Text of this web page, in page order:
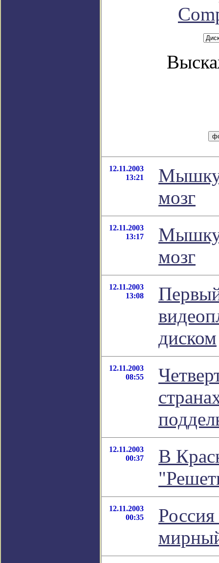
12.11.2003
13:21
Мышку
мозг
12.11.2003
13:17
Мышку
мозг
12.11.2003
13:08
диском
12.11.2003
08:55
12.11.2003
00:37
В
12.11.2003
00:35